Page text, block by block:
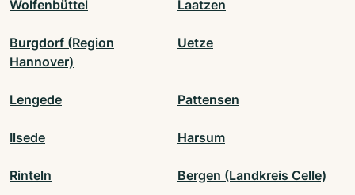
Wolfenbüttel Laatzen
Burgdorf (Region
Hannover)
Uetze
Lengede Pattensen
Ilsede Harsum
Rinteln Bergen (Landkreis Celle)